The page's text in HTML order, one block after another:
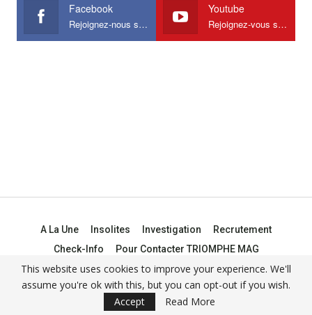
Facebook
Rejoignez-nous sur Facebook
Youtube
Rejoignez-vous sur Youtube
A La Une Insolites Investigation
Recrutement
Check-Info
Pour Contacter TRIOMPHE MAG
© 2021 -Triomphe Mag
This website uses cookies to improve your experience. We'll
assume you're ok with this, but you can opt-out if you wish.
Accept
Read More